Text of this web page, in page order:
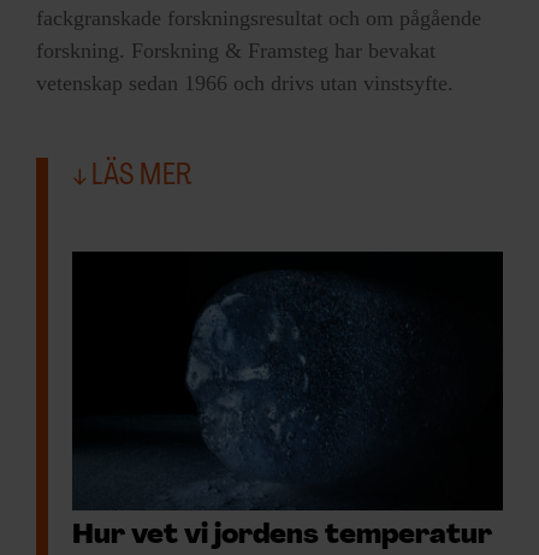
fackgranskade forskningsresultat och om pågående
forskning. Forskning & Framsteg har bevakat
vetenskap sedan 1966 och drivs utan vinstsyfte.
LÄS MER
Hur vet vi jordens temperatur